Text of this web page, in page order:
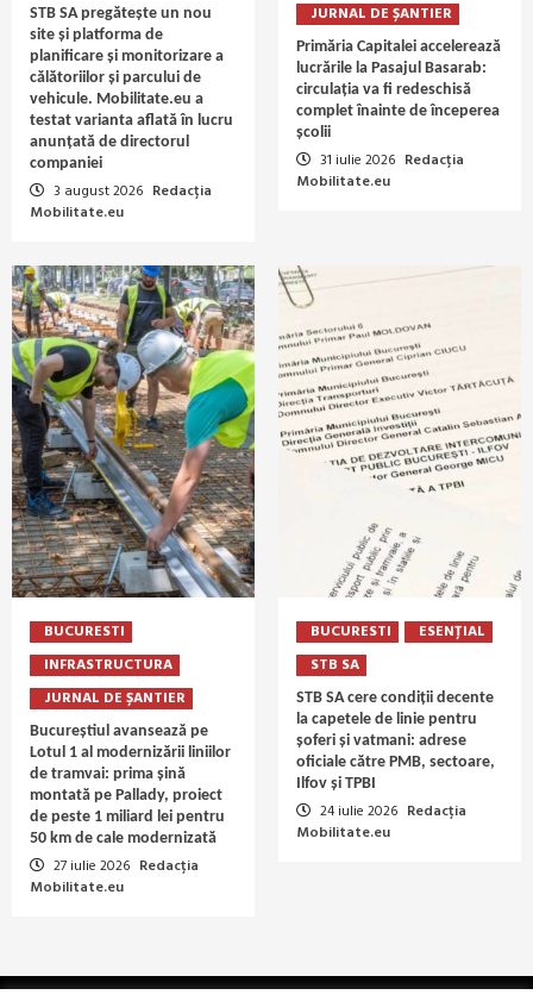
STB SA pregătește un nou
site și platforma de
planificare și monitorizare a
călătoriilor și parcului de
vehicule. Mobilitate.eu a
testat varianta aflată în lucru
anunțată de directorul
companiei
3 august 2026 Redacția
Mobilitate.eu
JURNAL DE ȘANTIER
Primăria Capitalei accelerează
lucrările la Pasajul Basarab:
circulația va fi redeschisă
complet înainte de începerea
școlii
31 iulie 2026 Redacția
Mobilitate.eu
BUCURESTI
INFRASTRUCTURA
JURNAL DE ȘANTIER
Bucureștiul avansează pe
Lotul 1 al modernizării liniilor
de tramvai: prima șină
montată pe Pallady, proiect
de peste 1 miliard lei pentru
50 km de cale modernizată
27 iulie 2026 Redacția
Mobilitate.eu
BUCURESTI
ESENȚIAL
STB SA
STB SA cere condiții decente
la capetele de linie pentru
șoferi și vatmani: adrese
oficiale către PMB, sectoare,
Ilfov și TPBI
24 iulie 2026 Redacția
Mobilitate.eu